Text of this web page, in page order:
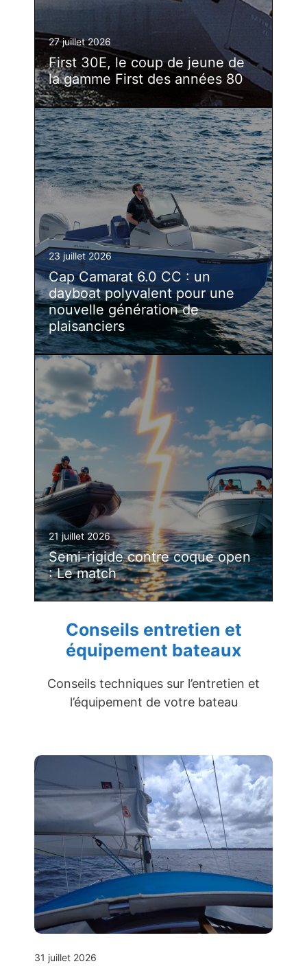
27 juillet 2026
First 30E, le coup de jeune de
la gamme First des années 80
23 juillet 2026
Cap Camarat 6.0 CC : un
dayboat polyvalent pour une
nouvelle génération de
plaisanciers
21 juillet 2026
Semi-rigide contre coque open
: Le match
Conseils entretien et
équipement bateaux
Conseils techniques sur l’entretien et
l’équipement de votre bateau
31 juillet 2026